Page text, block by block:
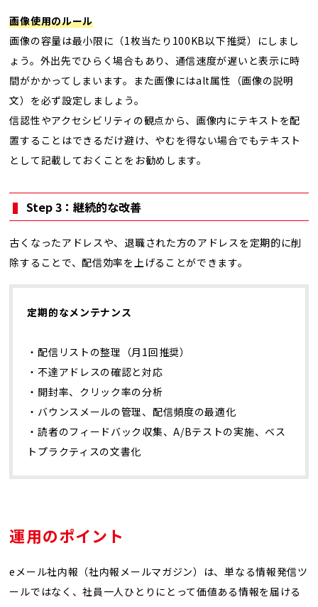
画像使用のルール
画像の容量は最小限に（1枚当たり100KB以下推奨）にしまし
ょう。外出先でひらく場合もあり、通信速度が遅いと表示に時
間がかかってしまいます。また画像にはalt属性（画像の説明
文）を必ず設定しましょう。
信認性やアクセシビリティの観点から、画像内にテキストを配
置することはできるだけ避け、やむを得ない場合でもテキスト
として記載しておくことをお勧めします。
Step 3：継続的な改善
古くなったアドレスや、退職された方のアドレスを定期的に削
除することで、配信効率を上げることができます。
定期的なメンテナンス
・配信リストの整理（月1回推奨）
・不達アドレスの確認と対応
・開封率、クリック率の分析
・バウンスメールの管理、配信頻度の最適化
・読者のフィードバック収集、A/Bテストの実施、ベス
トプラクティスの文書化
運用のポイント
eメール社内報（社内報メールマガジン）は、単なる情報発信ツ
ールではなく、社員一人ひとりにとって価値ある情報を届ける